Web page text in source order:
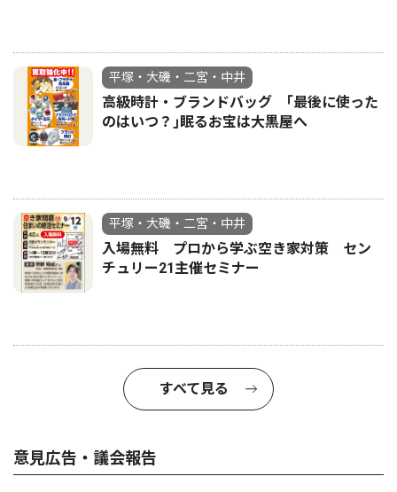
平塚・大磯・二宮・中井
高級時計・ブランドバッグ ｢最後に使った
のはいつ？｣眠るお宝は大黒屋へ
平塚・大磯・二宮・中井
入場無料 プロから学ぶ空き家対策 セン
チュリー21主催セミナー
すべて見る
意見広告・議会報告